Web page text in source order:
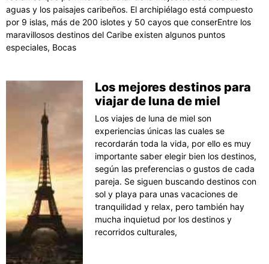
aguas y los paisajes caribeños. El archipiélago está compuesto
por 9 islas, más de 200 islotes y 50 cayos que conserEntre los
maravillosos destinos del Caribe existen algunos puntos
especiales, Bocas
Los mejores destinos para
viajar de luna de miel
Los viajes de luna de miel son
experiencias únicas las cuales se
recordarán toda la vida, por ello es muy
importante saber elegir bien los destinos,
según las preferencias o gustos de cada
pareja. Se siguen buscando destinos con
sol y playa para unas vacaciones de
tranquilidad y relax, pero también hay
mucha inquietud por los destinos y
recorridos culturales,